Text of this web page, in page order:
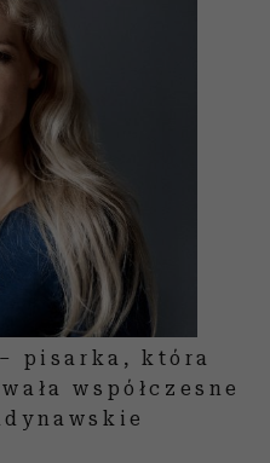
pisarka, która
współczesne